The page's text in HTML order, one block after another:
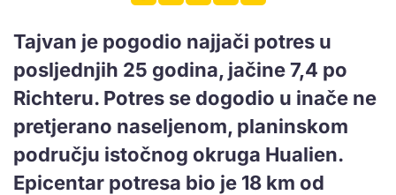
Tajvan je pogodio najjači potres u
posljednjih 25 godina, jačine 7,4 po
Richteru. Potres se dogodio u inače ne
pretjerano naseljenom, planinskom
području istočnog okruga Hualien.
Epicentar potresa bio je 18 km od